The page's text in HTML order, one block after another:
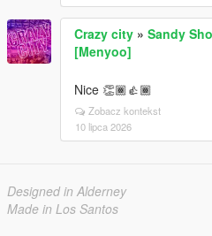
Crazy city » Sandy
[Menyoo]
Nice 👏🏾👍🏾
Zobacz kontekst
10 lipca 2026
Designed in Alderney
Made in Los Santos